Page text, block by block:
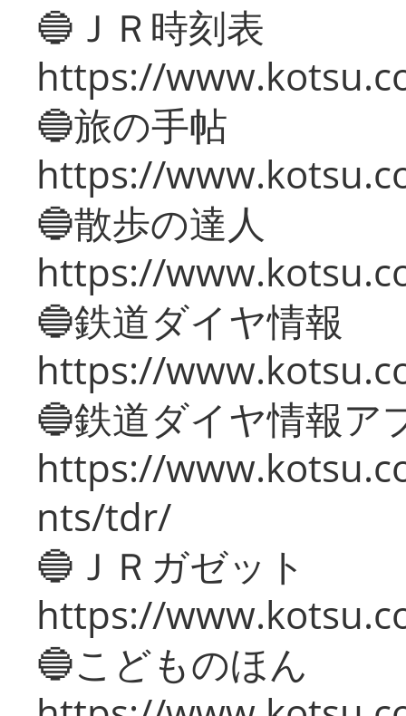
🔵ＪＲ時刻表
https://
🔵旅の手帖
https://
🔵散歩の達人
https://
🔵鉄道ダイヤ情報
https://
🔵鉄道ダイヤ情報ア
https://
nts/tdr/
🔵ＪＲガゼット
https://
🔵こどものほん